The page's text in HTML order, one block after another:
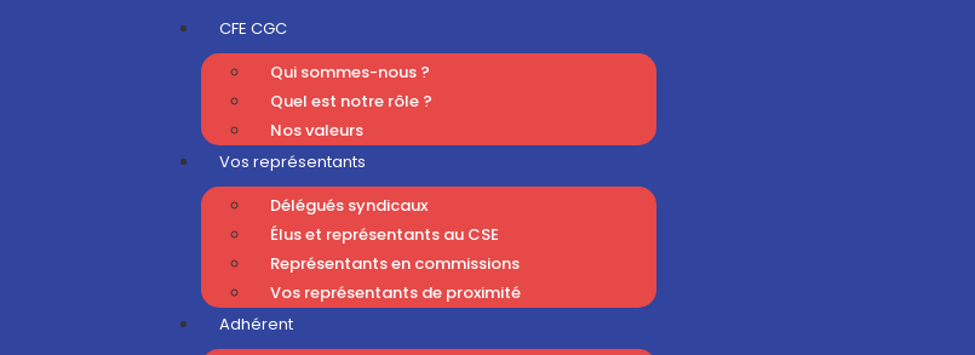
CFE CGC
Qui sommes-nous ?
Quel est notre rôle ?
Nos valeurs
Vos représentants
Délégués syndicaux
Élus et représentants au CSE
Représentants en commissions
Vos représentants de proximité
Adhérent